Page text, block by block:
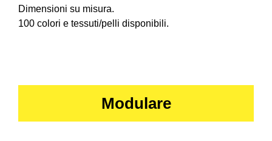
Dimensioni su misura.
100 colori e tessuti/pelli disponibili.
Modulare